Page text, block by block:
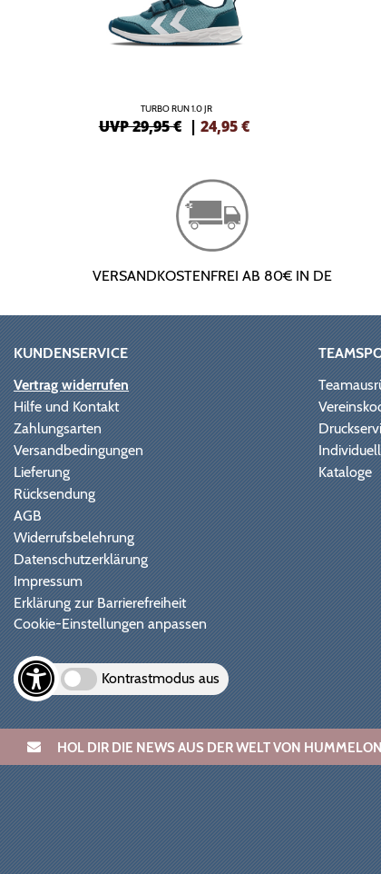
TURBO RUN 1.0 JR
UVP 29,95 € | 24,95€
VERSANDKOSTENFREI AB 80€ IN DE
KUNDENSERVICE
Vertrag widerrufen
Hilfe und Kontakt
Zahlungsarten
Versandbedingungen
Lieferung
Rücksendung
AGB
Widerrufsbelehrung
Datenschutzerklärung
Impressum
Erklärung zur Barrierefreiheit
Cookie-Einstellungen anpassen
Kontrastmodus aus
Kataloge
HOL DIR DIE NEWS AUS DER WELT VON